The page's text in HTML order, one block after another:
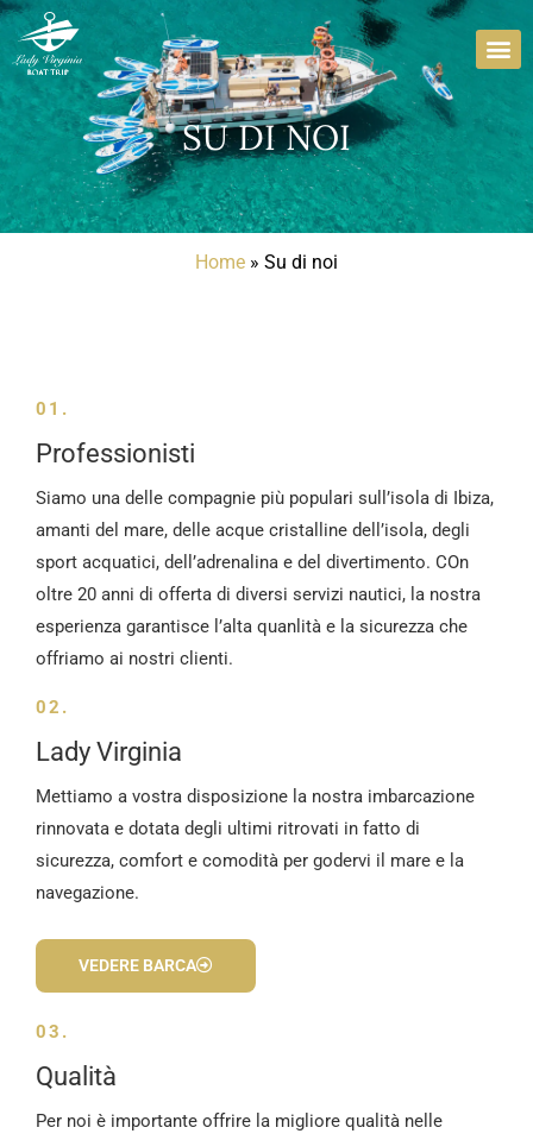
Vai
contenuto
SU DI NOI
Home » Su di noi
01.
Professionisti
Siamo una delle compagnie più populari sull’isola di Ibiza,
amanti del mare, delle acque cristalline dell’isola, degli
sport acquatici, dell’adrenalina e del divertimento. COn
oltre 20 anni di offerta di diversi servizi nautici, la nostra
esperienza garantisce l’alta quanlità e la sicurezza che
offriamo ai nostri clienti.
02.
Lady Virginia
Mettiamo a vostra disposizione la nostra imbarcazione
rinnovata e dotata degli ultimi ritrovati in fatto di
sicurezza, comfort e comodità per godervi il mare e la
navegazione.
VEDERE BARCA
03.
Qualità
Per noi è importante offrire la migliore qualità nelle